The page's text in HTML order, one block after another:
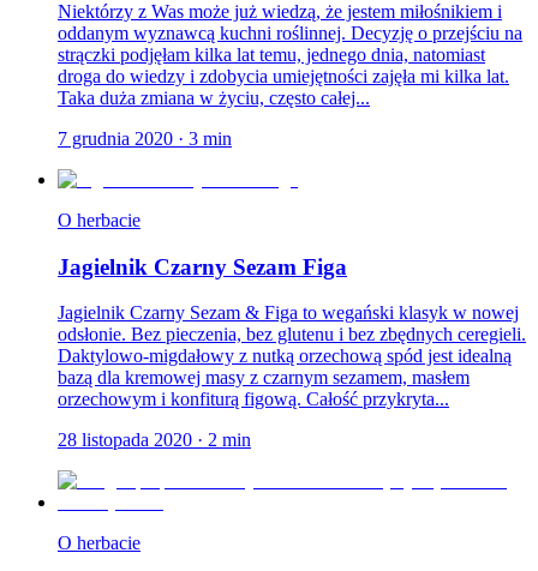
Niektórzy z Was może już wiedzą, że jestem miłośnikiem i
oddanym wyznawcą kuchni roślinnej. Decyzję o przejściu na
strączki podjęłam kilka lat temu, jednego dnia, natomiast
droga do wiedzy i zdobycia umiejętności zajęła mi kilka lat.
Taka duża zmiana w życiu, często całej...
7 grudnia 2020 · 3 min
O herbacie
Jagielnik Czarny Sezam Figa
Jagielnik Czarny Sezam & Figa to wegański klasyk w nowej
odsłonie. Bez pieczenia, bez glutenu i bez zbędnych ceregieli.
Daktylowo-migdałowy z nutką orzechową spód jest idealną
bazą dla kremowej masy z czarnym sezamem, masłem
orzechowym i konfiturą figową. Całość przykryta...
28 listopada 2020 · 2 min
O herbacie